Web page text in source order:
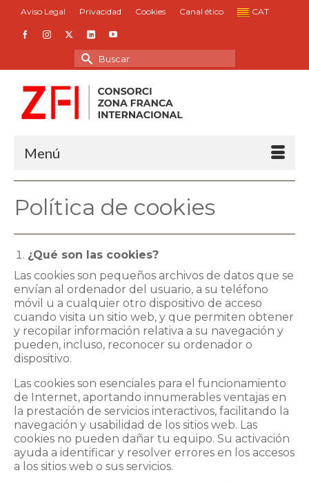
Aviso Legal Privacidad Cookies Canal ético CAT
Buscar
por:
Menú
Política de cookies
¿Qué son las cookies?
Las cookies son pequeños archivos de datos que se
envían al ordenador del usuario, a su teléfono
móvil u a cualquier otro dispositivo de acceso
cuando visita un sitio web, y que permiten obtener
y recopilar información relativa a su navegación y
pueden, incluso, reconocer su ordenador o
dispositivo.
Las cookies son esenciales para el funcionamiento
de Internet, aportando innumerables ventajas en
la prestación de servicios interactivos, facilitando la
navegación y usabilidad de los sitios web. Las
cookies no pueden dañar tu equipo. Su activación
ayuda a identificar y resolver errores en los accesos
a los sitios web o sus servicios.